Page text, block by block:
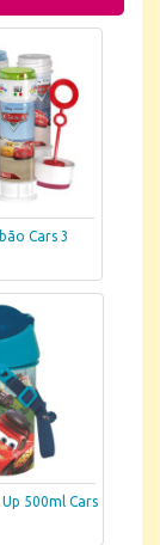
Cars 3
500ml Cars